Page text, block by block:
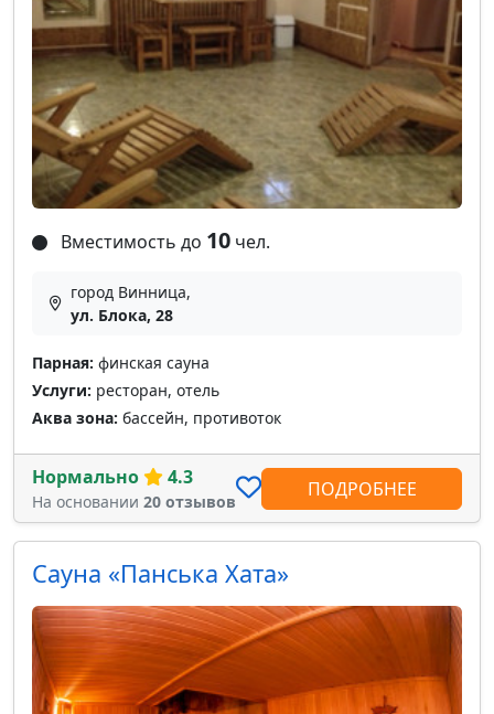
Вместимость до 10 чел.
город Винница,
ул. Блока, 28
Парная: финская сауна
Услуги: ресторан, отель
Аква зона: бассейн, противоток
Нормально 4.3
На основании 20 отзывов
ПОДРОБНЕЕ
Cауна «Панська Хата»